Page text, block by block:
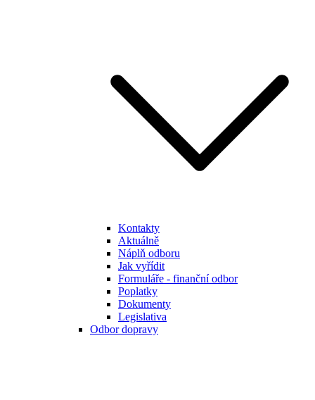
Kontakty
Aktuálně
Náplň odboru
Jak vyřídit
Formuláře - finanční odbor
Poplatky
Dokumenty
Legislativa
Odbor dopravy